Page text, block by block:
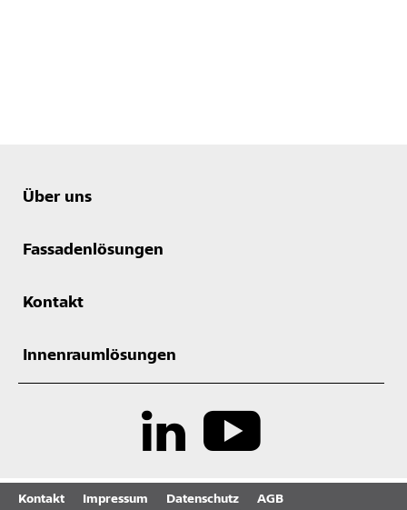
Über uns
Fassadenlösungen
Kontakt
Innenraumlösungen
Kontakt Impressum Datenschutz
AGB